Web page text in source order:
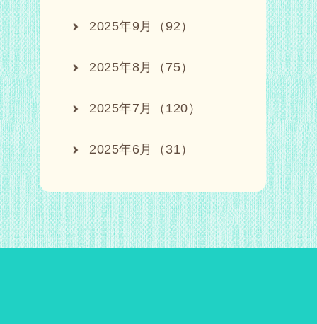
2025年9月（92）
2025年8月（75）
2025年7月（120）
2025年6月（31）